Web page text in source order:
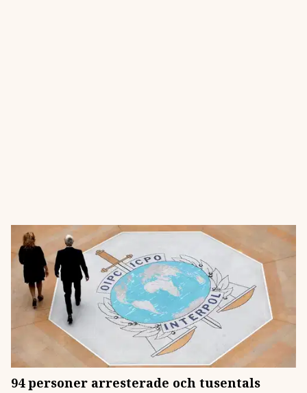
94 personer arresterade och tusentals